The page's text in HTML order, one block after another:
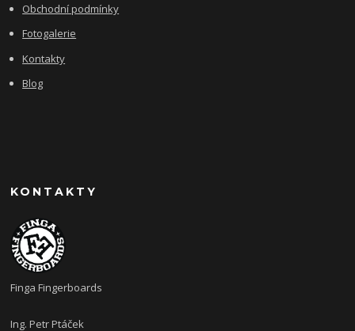
Obchodní podmínky
Fotogalerie
Kontakty
Blog
KONTAKTY
Finga Fingerboards
Ing. Petr Ptáček